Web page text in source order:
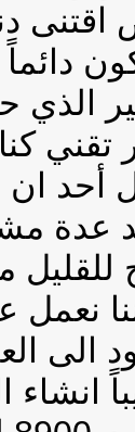
دائماً
تقني
أحد ان
عدة
الى